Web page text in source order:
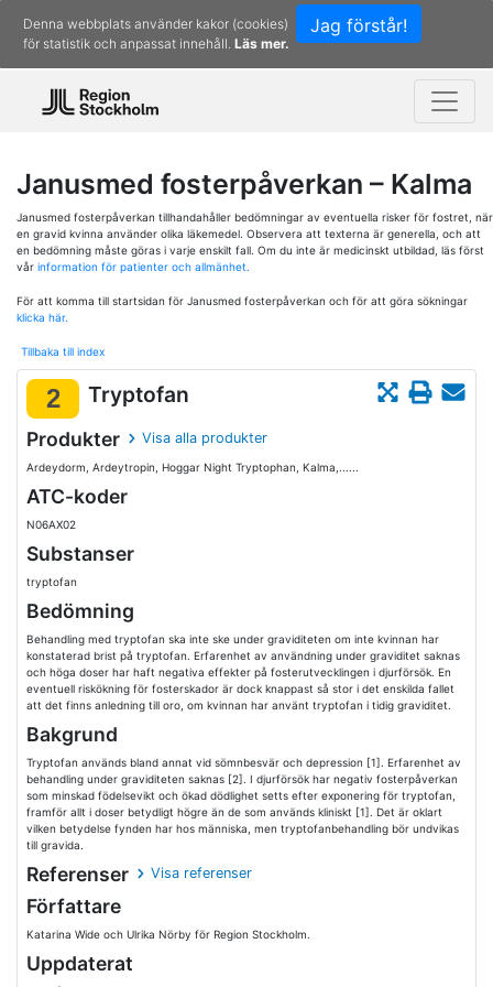
Jag förstår!
Denna webbplats använder kakor (cookies)
för statistik och anpassat innehåll. Läs mer.
Janusmed fosterpåverkan – Kalma
Janusmed fosterpåverkan tillhandahåller bedömningar av eventuella risker för fostret, när
en gravid kvinna använder olika läkemedel. Observera att texterna är generella, och att
en bedömning måste göras i varje enskilt fall. Om du inte är medicinskt utbildad, läs först
vår information för patienter och allmänhet.
För att komma till startsidan för Janusmed fosterpåverkan och för att göra sökningar
klicka här.
Tillbaka till index
2 Tryptofan
Produkter Visa alla produkter
Ardeydorm, Ardeytropin, Hoggar Night Tryptophan, Kalma,......
ATC-koder
N06AX02
Substanser
tryptofan
Bedömning
Behandling med tryptofan ska inte ske under graviditeten om inte kvinnan har
konstaterad brist på tryptofan. Erfarenhet av användning under graviditet saknas
och höga doser har haft negativa effekter på fosterutvecklingen i djurförsök. En
eventuell riskökning för fosterskador är dock knappast så stor i det enskilda fallet
att det finns anledning till oro, om kvinnan har använt tryptofan i tidig graviditet.
Bakgrund
Tryptofan används bland annat vid sömnbesvär och depression [1]. Erfarenhet av
behandling under graviditeten saknas [2]. I djurförsök har negativ fosterpåverkan
som minskad födelsevikt och ökad dödlighet setts efter exponering för tryptofan,
framför allt i doser betydligt högre än de som används kliniskt [1]. Det är oklart
vilken betydelse fynden har hos människa, men tryptofanbehandling bör undvikas
till gravida.
Referenser Visa referenser
Författare
Katarina Wide och Ulrika Nörby för Region Stockholm.
Uppdaterat